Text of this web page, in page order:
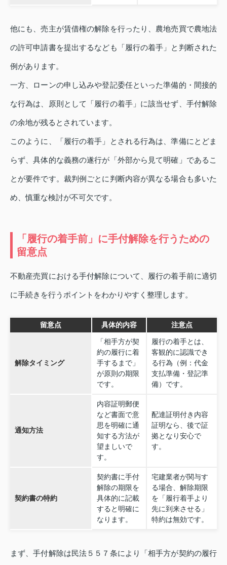
他にも、売主が賃借権の解除を行ったり、農地売買で農地法
の許可申請書を提出するなども「履行の着手」と判断された
例があります。
一方、ローンの申し込みや登記委任といった準備的・間接的
な行為は、原則として「履行の着手」に該当せず、手付解除
の余地が残るとされています。
このように、「履行の着手」とされる行為は、準備にとどま
らず、具体的な義務の遂行が「外部から見て明確」であるこ
とが要件です。裁判例ごとに判断内容が異なる場合も多いた
め、慎重な検討が不可欠です。
「履行の着手前」に手付解除を行うための
留意点
不動産売買における手付解除について、履行の着手前に適切
に手続きを行うポイントをわかりやすく整理します。
留意点 具体的内容 注意点
解除タイミング
「相手方が契
約の履行に着
手するまで」
が原則の期限
です。
履行の着手とは、
客観的に認識でき
る行為（例：代金
支払準備・登記準
備）です。
通知方法
内容証明郵便
など書面で意
思を明確に通
知する方法が
望ましいで
す。
配達証明付き内容
証明なら、後で証
拠となり安心で
す。
契約書の特約
契約書に手付
解除の期限を
具体的に記載
すると明確に
なります。
宅建業者が関与す
る場合、解除期限
を「履行着手より
先に到来させる」
特約は無効です。
まず、手付解除は民法５５７条により「相手方が契約の履行